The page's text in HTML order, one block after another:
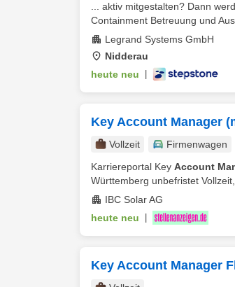
... aktiv mitgestalten? Dann
Containment Betreuung und
Legrand Systems GmbH
Nidderau
heute neu
Key Account Manager
Vollzeit Firmenwagen
Karriereportal Key Account
Württemberg unbefristet Vollzeit,
IBC Solar AG
heute neu
Key Account Manager